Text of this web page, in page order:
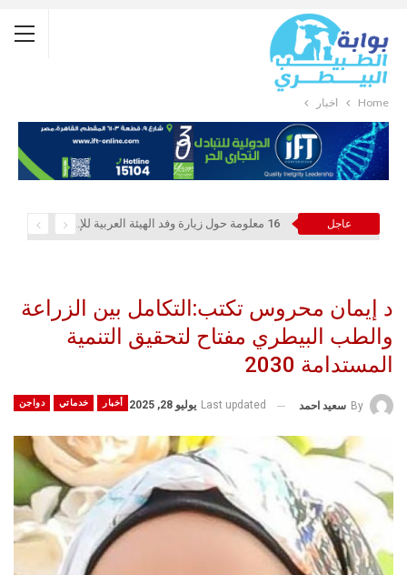
Home أخبار
عاجل 16 معلومة حول زيارة وفد الهيئة العربية للإستثمار والإنماء الزراعي إلي السعودية
د إيمان محروس تكتب:التكامل بين الزراعة
والطب البيطري مفتاح لتحقيق التنمية
المستدامة 2030
أخبار خدماتي دواجن By سعيد احمد Last updated يوليو 28, 2025